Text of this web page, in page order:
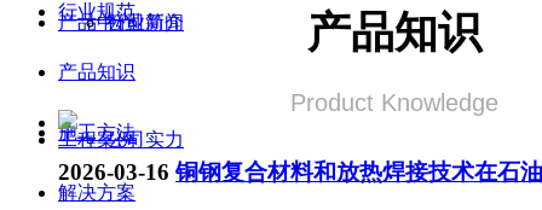
行业新闻
公司简介
公司实力
产品中心
工程案例
行业规范
产品知识
施工方法
解决方案
产品知识
Product Knowledge‌
2026-03-16 铜钢复合材料和放热焊接技术在石